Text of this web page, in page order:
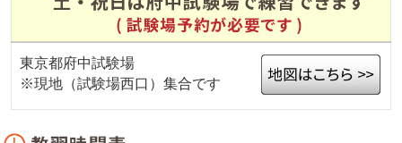
東京都府中試験場
※現地（試験場西口）集合です